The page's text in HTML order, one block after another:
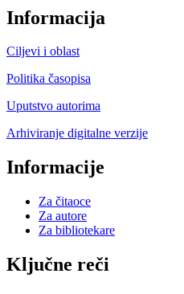
Informacija
Ciljevi i oblast
Politika časopisa
Uputstvo autorima
Arhiviranje digitalne verzije
Informacije
Za čitaoce
Za autore
Za bibliotekare
Ključne reči